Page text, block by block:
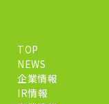
TOP
NEWS
企業情報
IR情報